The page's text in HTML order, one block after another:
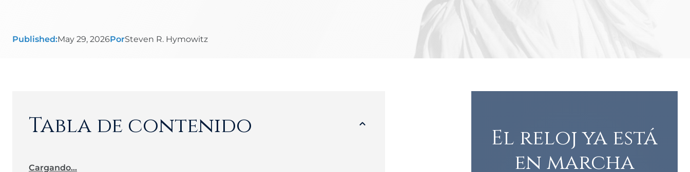
Published:May 29, 2026PorSteven R. Hymowitz
Tabla de contenido
Cargando...
El reloj ya está
en marcha